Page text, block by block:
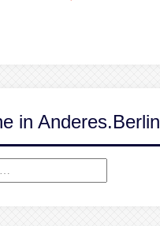
in Anderes.Berlin